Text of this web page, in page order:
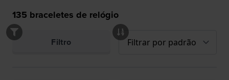
135 braceletes de relógio
Filtro